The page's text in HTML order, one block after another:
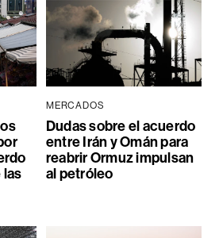
las
MERCADOS
Dudas sobre el acuerdo
entre Irán y Omán para
reabrir Ormuz impulsan
al petróleo